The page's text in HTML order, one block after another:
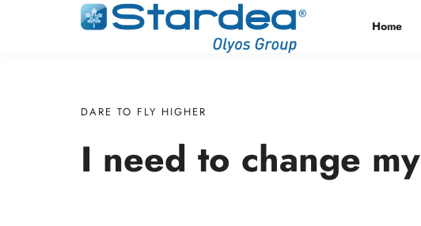
Home
DARE TO FLY HIGHER
I need to change my